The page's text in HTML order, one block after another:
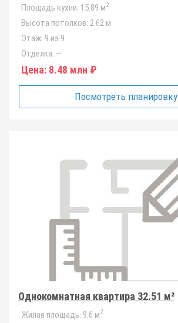
Площадь кухни: 15.89 м2
Высота потолков: 2.62 м
Этаж: 9 из 9
Отделка: —
Цена: 8.48 млн ₽
Посмотреть планировку
Однокомнатная квартира 32.51 м²
Жилая площадь: 9.6 м2